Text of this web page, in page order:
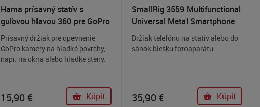
Hama prísavný statív s
guľovou hlavou 360 pre GoPro
Suction Cup
Prísavný držiak pre upevnenie
GoPro kamery na hladké povrchy,
napr. na okná alebo hladké steny.
15,90 € Kúpiť
SmallRig 3559 Multifunctional
Universal Metal Smartphone
Holder
Držiak telefónu na statív alebo do
sánok blesku fotoaparátu.
35,90 € Kúpiť